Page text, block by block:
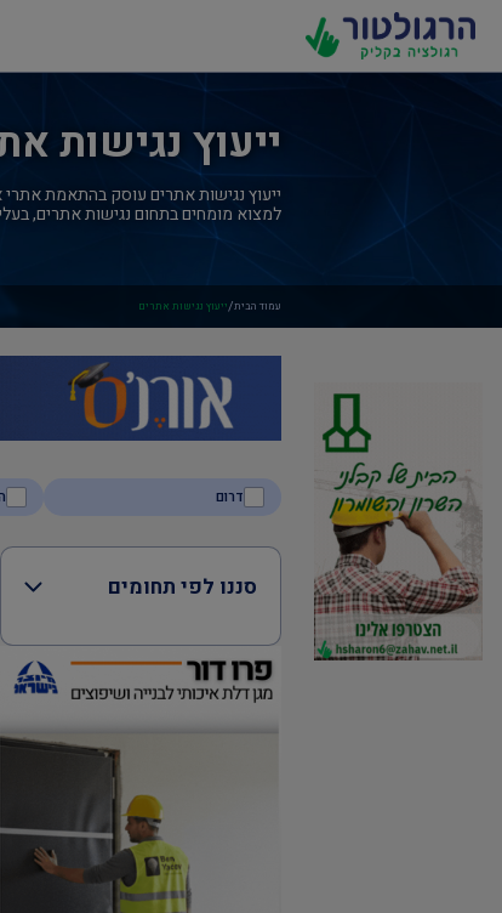
ייעוץ נגישות
ייעוץ נגישות אתרים עוסק בהתאמת אתרי
למצוא מומחים בתחום נגישות אתרים, בעלי
עמוד הבית/ייעוץ נגישות אתרים
דרום
סננו לפי תחומים